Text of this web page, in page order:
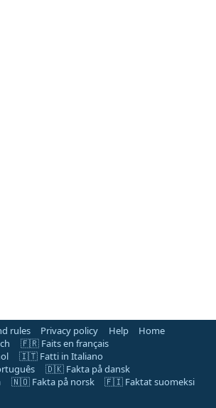
rules Privacy policy Help
Home
🇫🇷 Faits en français
🇮🇹 Fatti in Italiano
🇩🇰 Fakta på dansk
🇳🇴 Fakta på norsk
🇫🇮 Faktat suomeksi